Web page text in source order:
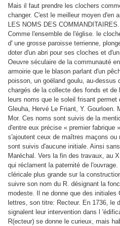
Mais il faut prendre les clochers
changer. C'est le meilleur moyen d'en
LES NOMS DES COMMANDITAIRES.
Comme l'ensemble de l'église. le
d' une grosse paroisse terrienne,
doter d'un abri pour ses cloches et
Oeuvre séculaire de la communauté
armoirie que le blason parlant d'un
poisson, un goëland goulu, au-dessus
chargés de la collecte des fonds et
leurs noms que le soleil frisant
Gleuha, Hervé Le Friant, Y. Gourloen.
Mor. Ces noms sont suivis de la
d'entre eux précise « premier fabrique
s'ajoutent ceux de maîtres maçons
sont suivis d'aucune initiale. Ainsi
Maréchal. Vers la fin des travaux, au
qui réclament la paternité de
cléricale plus grande sur la
suivre son nom du R. désignant la
modeste. Il ne donne que des initiales
lettres, son titre: Recteur. En 1736, le
signalent leur intervention dans l
R(ecteur) se donne le curieux, mais